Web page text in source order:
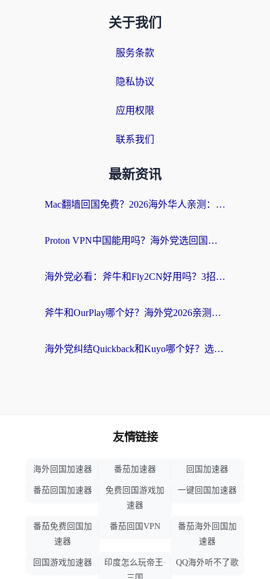
关于我们
服务条款
隐私协议
应用权限
联系我们
最新资讯
Mac翻墙回国免费？2026海外华人亲测：从CCTV5直播到国内APP，这样选加速器才靠谱
Proton VPN中国能用吗？海外党选回国加速器的避坑指南（附番茄加速器实测）
海外党必看：斧牛和Fly2CN好用吗？3招教你选对回国加速器（附免费试用攻略）
斧牛和OurPlay哪个好？海外党2026亲测：选对加速器，国内资源秒加载
海外党纠结Quickback和Kuyo哪个好？选对回国加速器才能无缝刷国内资源
友情链接
海外回国加速器 番茄加速器 回国加速器
番茄回国加速器
免费回国游戏加
速器
一键回国加速器
番茄免费回国加
速器
番茄回国VPN
番茄海外回国加
速器
回国游戏加速器
印度怎么玩帝王·
QQ海外听不了歌